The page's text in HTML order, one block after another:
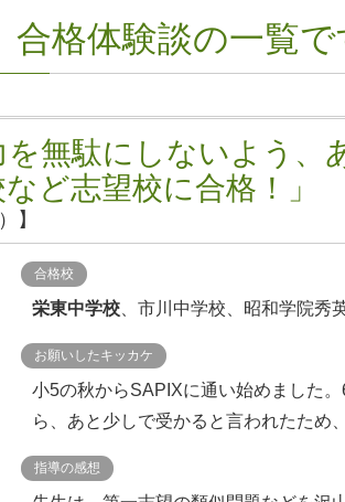
合格体験談の一覧で
を無駄にしないよう
ど志望校に合格！」
】
合格校
栄東中学校 、市川中学校、昭和学院秀
お願いしたキッカケ
小5の秋からSAPIXに通い始めました
ら、あと少しで受かると言われたため
指導の感想